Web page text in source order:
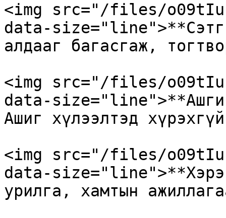
<img src="/files/
data-
алдааг багасгаж,
<img src="/files/
data-
Ашиг хүлээлтэд
<img src="/files/
data-
урилга, хамтын